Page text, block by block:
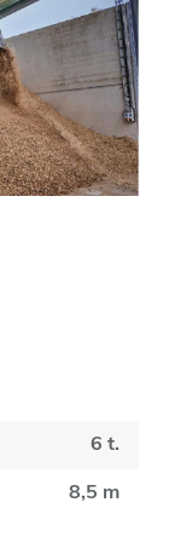
6 t.
8,5 m